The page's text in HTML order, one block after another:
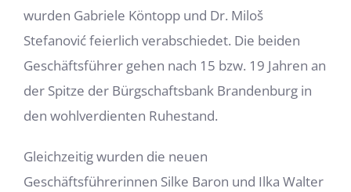
wurden Gabriele Köntopp und Dr. Miloš
Stefanović feierlich verabschiedet. Die beiden
Geschäftsführer gehen nach 15 bzw. 19 Jahren an
der Spitze der Bürgschaftsbank Brandenburg in
den wohlverdienten Ruhestand.
Gleichzeitig wurden die neuen
Geschäftsführerinnen Silke Baron und Ilka Walter